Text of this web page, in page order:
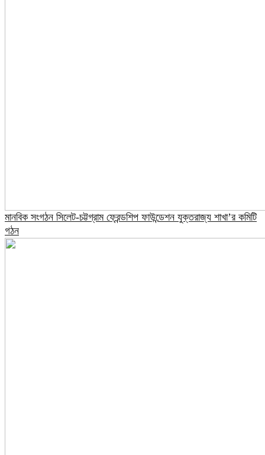
মানবিক সংগঠন সিলেট-চট্টগ্রাম ফ্রেন্ডশিপ ফাউন্ডেশন যুক্তরাজ্য শাখা’র কমিটি
গঠন